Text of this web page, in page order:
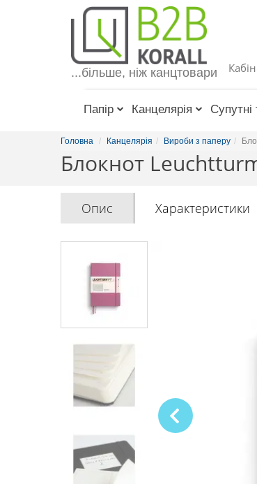
Toggle
navigation
...більше, ніж канцтовари
Папір Канцелярія Супутні
Головна Канцелярія Вироби з паперу
Блокнот
Опис Характеристики